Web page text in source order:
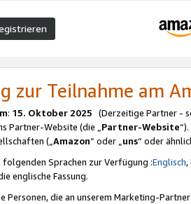
zur Teilnahme am
: 15. Oktober 2025 (Derzeitige Partner -
Partner-Website (die „Partner-Website
(„Amazon“ oder „uns“ oder
Sprachen zur Verfügung :Englisch,
englische Fassung.
Personen, die an unserem Marketing-